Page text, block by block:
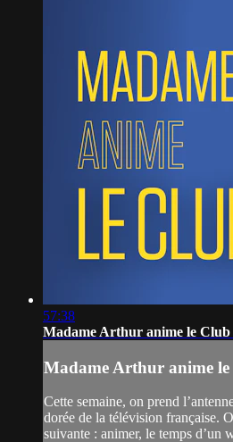
57:38
Madame Arthur anime le Club
Madame Arthur anime
Cette semaine, on prend
dorée de la télévision française.
suivante : animer, le temps d’un